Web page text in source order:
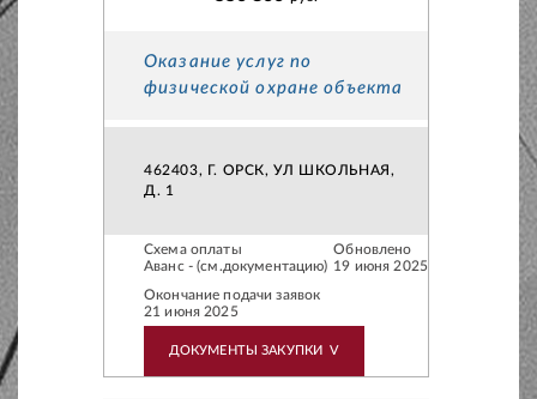
Оказание услуг по
физической охране объекта
462403, Г. ОРСК, УЛ ШКОЛЬНАЯ,
Д. 1
Схема оплаты
Аванс - (см.документацию)
Обновлено
19 июня 2025
Окончание подачи заявок
21 июня 2025
ДОКУМЕНТЫ ЗАКУПКИ V